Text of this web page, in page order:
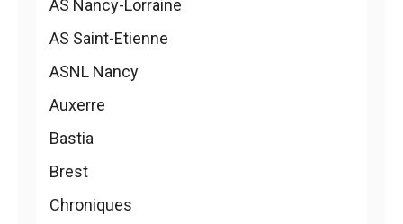
AS Nancy-Lorraine
AS Saint-Etienne
ASNL Nancy
Auxerre
Bastia
Brest
Chroniques